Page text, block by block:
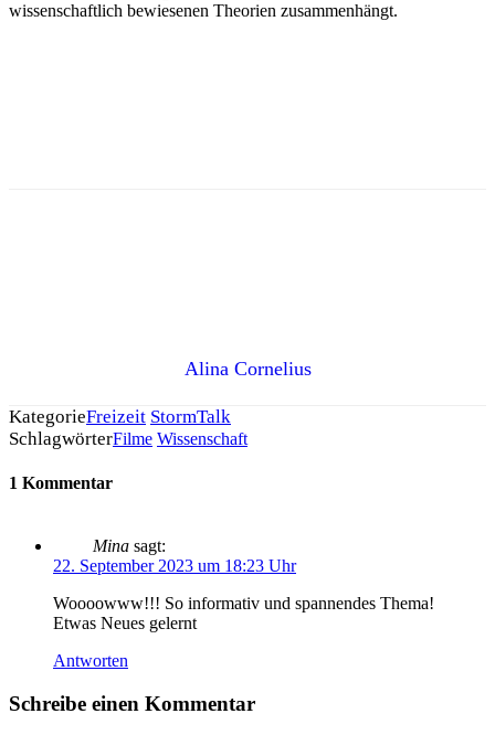
wissenschaftlich bewiesenen Theorien zusammenhängt.
Alina Cornelius
KategorieFreizeit StormTalk
SchlagwörterFilme Wissenschaft
1 Kommentar
Mina sagt:
22. September 2023 um 18:23 Uhr
Woooowww!!! So informativ und spannendes Thema!
Etwas Neues gelernt
Antworten
Schreibe einen Kommentar